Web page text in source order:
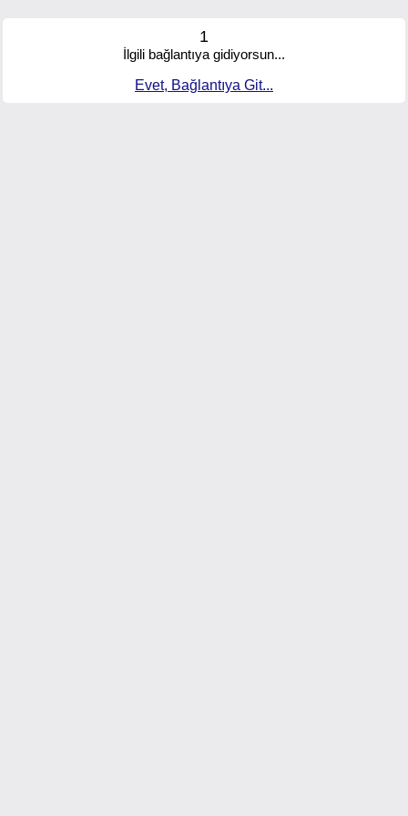
1
İlgili bağlantıya gidiyorsun...
Evet, Bağlantıya Git...